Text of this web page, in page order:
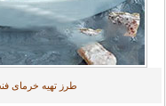
طرز تهیه خرمای